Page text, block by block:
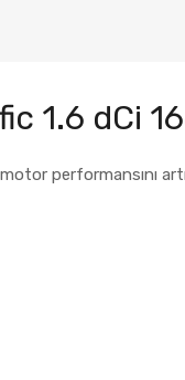
1.6 dCi
performansını